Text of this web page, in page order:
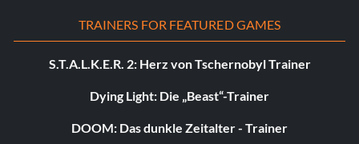
TRAINERS FOR FEATURED GAMES
S.T.A.L.K.E.R. 2: Herz von Tschernobyl Trainer
Dying Light: Die „Beast“-Trainer
DOOM: Das dunkle Zeitalter - Trainer